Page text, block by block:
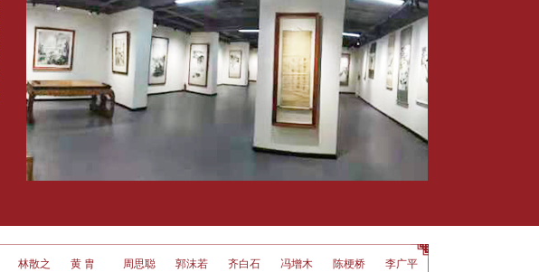
黄 胄 周思聪 郭沫若 齐白石 冯增木 陈梗桥 李广平 徐培晨